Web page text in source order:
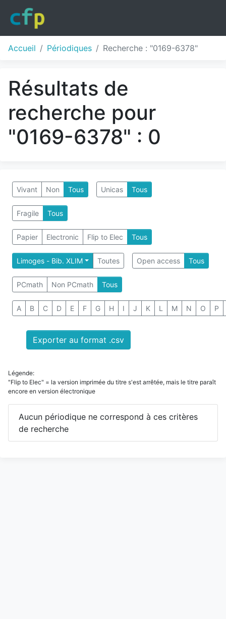
Accueil Périodiques Recherche : "0169-6378"
Résultats de
recherche pour
"0169-6378" : 0
Vivant Non Tous Unicas Tous
Fragile Tous
Papier Electronic Flip to Elec Tous
Limoges - Bib. XLIM Toutes Open access Tous
PCmath Non PCmath Tous
A B C D E F G H I J K L M N O P
Exporter au format .csv
Légende:
"Flip to Elec" = la version imprimée du titre s'est arrêtée, mais le titre paraît
encore en version électronique
Aucun périodique ne correspond à ces critères
de recherche